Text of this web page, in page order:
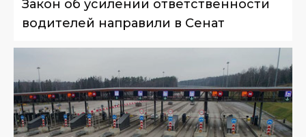
Закон об усилении ответственности
водителей направили в Сенат